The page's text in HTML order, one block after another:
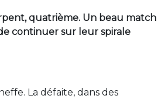
quatrième. Un beau match
continuer sur leur spirale
La défaite, dans des